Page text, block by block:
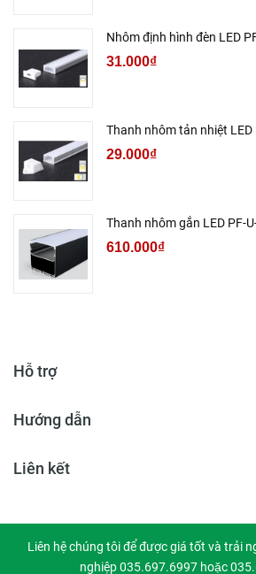
Nhôm định hình đèn LED
31.000₫
Thanh nhôm tản nhiệt LED
29.000₫
Thanh nhôm gắn LED PF-
610.000₫
Hỗ trợ
Hướng dẫn
Liên kết
Liên hệ chúng tôi để được giá tốt và trải
nghiệp 035.697.6997 hoặc